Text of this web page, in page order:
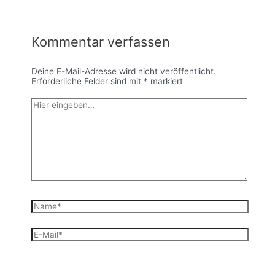
Kommentar verfassen
Deine E-Mail-Adresse wird nicht veröffentlicht.
Erforderliche Felder sind mit * markiert
Hier
eingeben…
Name*
E-
Mail*